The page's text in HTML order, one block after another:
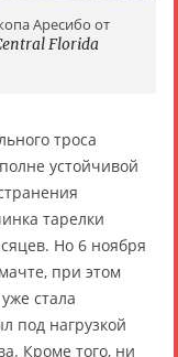
Аресибо от
Florida
троса
устойчивой
тарелки
Но 6 ноября
при этом
стала
под нагрузкой
Кроме того, ни